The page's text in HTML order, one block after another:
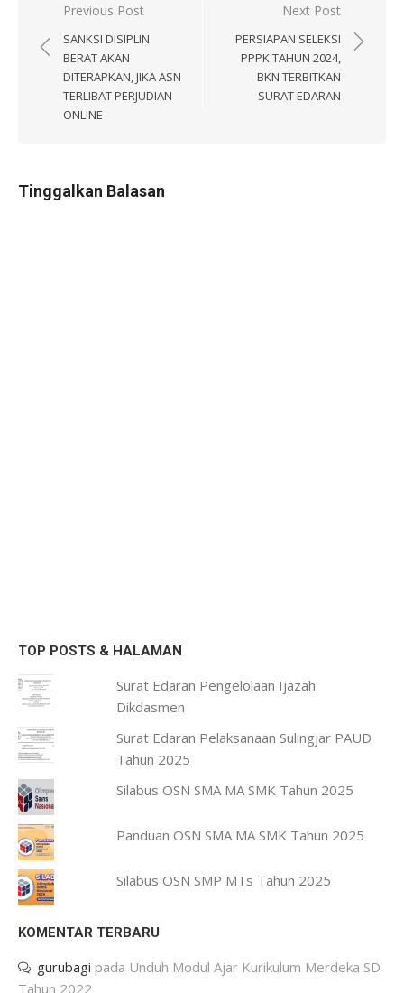
Navigasi
pos
Previous Post
SANKSI DISIPLIN
BERAT AKAN
DITERAPKAN, JIKA ASN
TERLIBAT PERJUDIAN
ONLINE
Next Post
PERSIAPAN SELEKSI
PPPK TAHUN 2024,
BKN TERBITKAN
SURAT EDARAN
Tinggalkan Balasan
TOP POSTS & HALAMAN
Surat Edaran Pengelolaan Ijazah
Dikdasmen
Surat Edaran Pelaksanaan Sulingjar PAUD
Tahun 2025
Silabus OSN SMA MA SMK Tahun 2025
Panduan OSN SMA MA SMK Tahun 2025
Silabus OSN SMP MTs Tahun 2025
KOMENTAR TERBARU
gurubagi pada Unduh Modul Ajar Kurikulum Merdeka SD
Tahun 2022